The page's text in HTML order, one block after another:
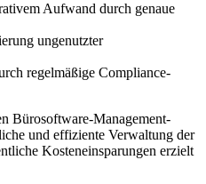
Aufwand durch genaue
ungenutzter
regelmäßige Compliance-
Bürosoftware-Management-
und effiziente Verwaltung der
Kosteneinsparungen erzielt